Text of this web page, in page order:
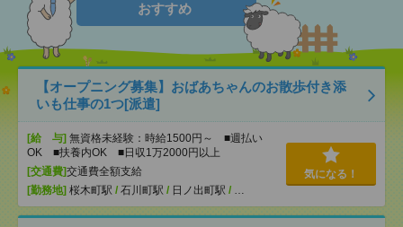
おすすめ
【オープニング募集】おばあちゃんのお散歩付き添
いも仕事の1つ[派遣]
[給 与] 無資格未経験：時給1500円～ ■週払い
OK ■扶養内OK ■日収1万2000円以上
[交通費]交通費全額支給
[勤務地] 桜木町駅 / 石川町駅 / 日ノ出町駅 / …
気になる！